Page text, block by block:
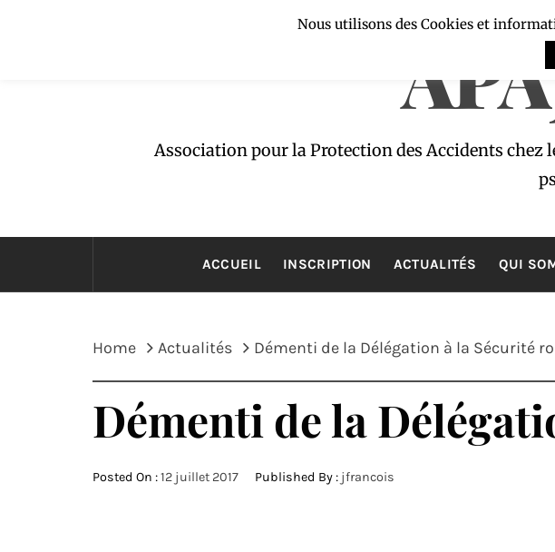
Association pour la Protection des Accidents chez
ACCUEIL INSCRIPTION ACTUALITÉS QUI
Home Actualités Démenti de la Délégation à la Sécurité
Démenti de la
Posted On :12 juillet 2017 Published By : jfrancois
Nous utilisons des Cookies et